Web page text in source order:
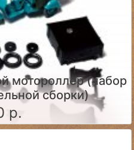
мотороллер (набор
сборки)
р.